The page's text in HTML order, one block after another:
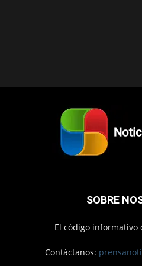
SOBRE
El código informativo
Contáctanos: